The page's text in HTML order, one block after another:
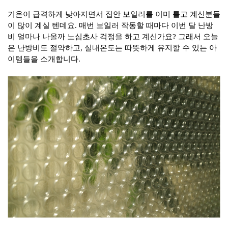
기온이 급격하게 낮아지면서 집안 보일러를 이미 틀고 계신분들
이
많이 계실 텐데요. 매번 보일러 작동할 때마다 이번 달 난방
비 얼마나 나올까 노심초사 걱정을 하고 계신가요? 그래서 오늘
은 난방비도 절약하고, 실내온도는 따뜻하게 유지할 수 있는 아
이템들을 소개합니다.